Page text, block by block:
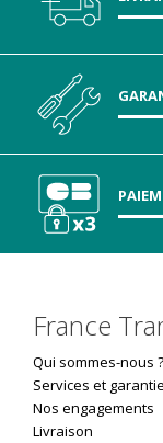
France
Qui sommes-nous ?
Services et
Nos engagements
Livraison